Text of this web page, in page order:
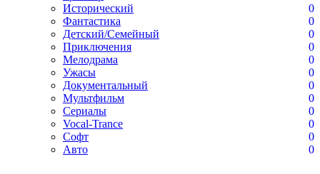
Исторический
0
Фантастика
0
Детский/Семейный
0
Приключения
0
Мелодрама
0
Ужасы
0
Документальный
0
Мультфильм
0
Сериалы
0
Vocal-Trance
0
Софт
0
Авто
0